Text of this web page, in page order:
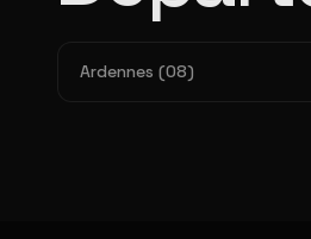
Ardennes (08)